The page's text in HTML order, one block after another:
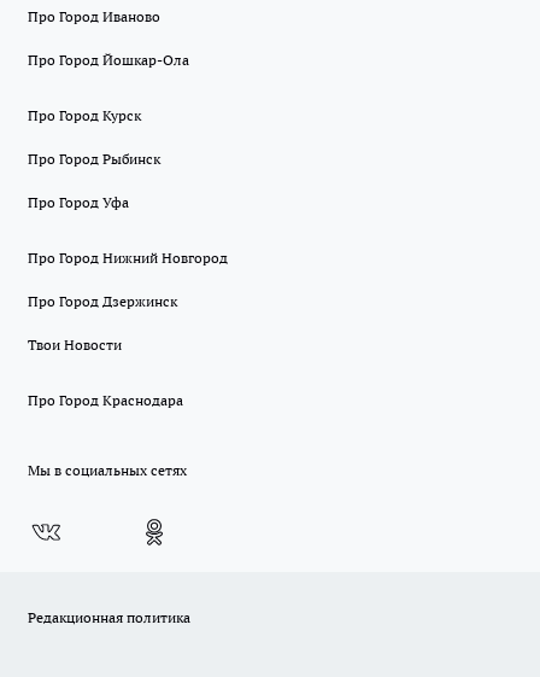
Про Город Иваново
Про Город Йошкар-Ола
Про Город Курск
Про Город Рыбинск
Про Город Уфа
Про Город Нижний Новгород
Про Город Дзержинск
Твои Новости
Про Город Краснодара
Мы в социальных сетях
Редакционная политика